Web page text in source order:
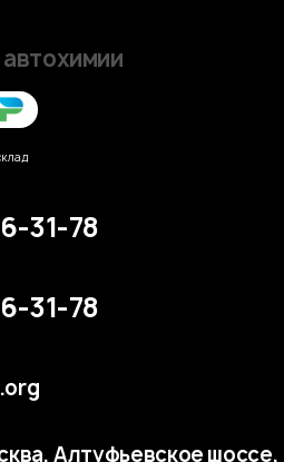
31-78
31-78
Алтуфьевское шоссе,